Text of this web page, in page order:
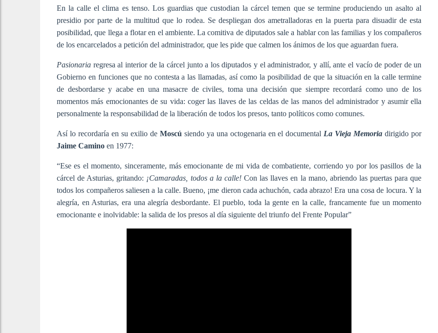
En la calle el clima es tenso. Los guardias que custodian la cárcel temen que se termine produciendo un asalto al
presidio por parte de la multitud que lo rodea. Se despliegan dos ametralladoras en la puerta para disuadir de esta
posibilidad, que llega a flotar en el ambiente. La comitiva de diputados sale a hablar con las familias y los compañeros
de los encarcelados a petición del administrador, que les pide que calmen los ánimos de los que aguardan fuera.
Pasionaria regresa al interior de la cárcel junto a los diputados y el administrador, y allí, ante el vacío de poder de un
Gobierno en funciones que no contesta a las llamadas, así como la posibilidad de que la situación en la calle termine
de desbordarse y acabe en una masacre de civiles, toma una decisión que siempre recordará como uno de los
momentos más emocionantes de su vida: coger las llaves de las celdas de las manos del administrador y asumir ella
personalmente la responsabilidad de la liberación de todos los presos, tanto políticos como comunes.
Así lo recordaría en su exilio de Moscú siendo ya una octogenaria en el documental La Vieja Memoria dirigido por
Jaime Camino en 1977:
“Ese es el momento, sinceramente, más emocionante de mi vida de combatiente, corriendo yo por los pasillos de la
cárcel de Asturias, gritando: ¡Camaradas, todos a la calle!Con las llaves en la mano, abriendo las puertas para que
todos los compañeros saliesen a la calle. Bueno, ¡me dieron cada achuchón, cada abrazo! Era una cosa de locura. Y la
alegría, en Asturias, era una alegría desbordante. El pueblo, toda la gente en la calle, francamente fue un momento
emocionante e inolvidable: la salida de los presos al día siguiente del triunfo del Frente Popular”